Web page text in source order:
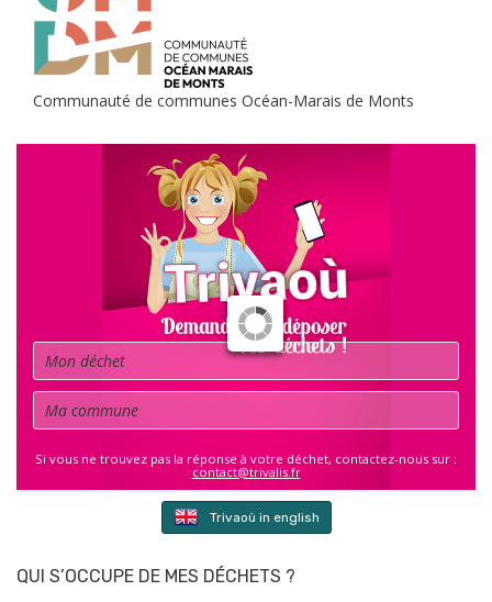
Communauté de communes Océan-Marais de Monts
Déchet
Commune
Si vous ne trouvez pas la réponse à votre déchet, contactez-nous sur :
contact@trivalis.fr
Trivaoù in english
QUI S’OCCUPE DE MES DÉCHETS ?